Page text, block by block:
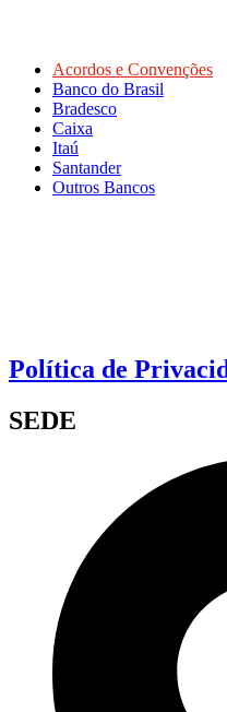
Acordos e Convenções
Banco do Brasil
Bradesco
Caixa
Itaú
Santander
Outros Bancos
Política de
SEDE